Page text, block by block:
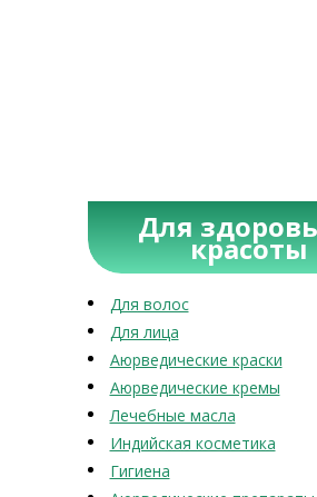
Для
красоты
Для волос
Для лица
Аюрведические краски
Аюрведические кремы
Лечебные масла
Индийская косметика
Гигиена